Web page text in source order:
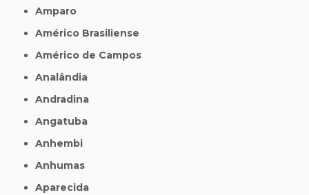
Amparo
Américo Brasiliense
Américo de Campos
Analândia
Andradina
Angatuba
Anhembi
Anhumas
Aparecida